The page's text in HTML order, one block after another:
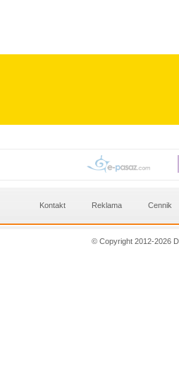
Kontakt Reklama Cennik
© Copyright 2012-2026